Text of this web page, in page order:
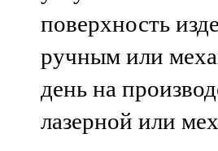
поверхность
ручным или
день на
лазерной или